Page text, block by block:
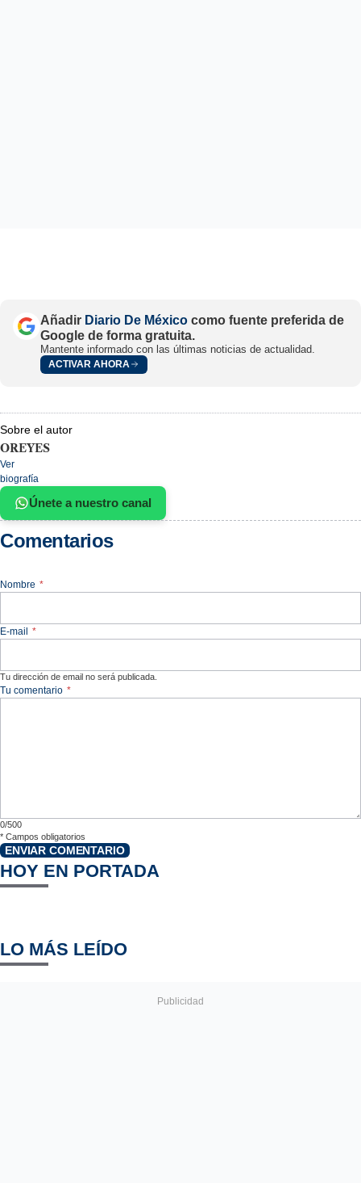
Añadir Diario De México como fuente preferida de
Google de forma gratuita.
Mantente informado con las últimas noticias de actualidad.
ACTIVAR AHORA
Sobre el autor
OREYES
Ver
biografía
Únete a nuestro canal
Comentarios
Nombre *
E-mail *
Tu dirección de email no será publicada.
Tu comentario *
0/500
* Campos obligatorios
ENVIAR COMENTARIO
HOY EN PORTADA
LO MÁS LEÍDO